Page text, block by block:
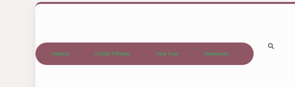
Anasayfa Gizlilik Politikası Yasal Uyarı Hakkımızda